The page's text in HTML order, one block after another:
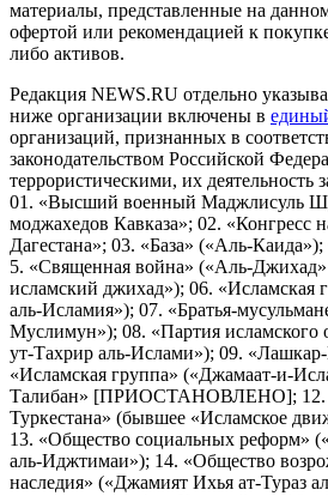
материалы, представленные на
офертой или рекомендацией к
либо активов.
Редакция NEWS.RU отдельно
ниже организации включены в
организаций, признанных в
законодательством Российской
террористическими, их деятельность
01. «Высший военный Маджлисуль
моджахедов Кавказа»; 02. «Конгресс
Дагестана»; 03. «База» («Аль-
5. «Священная война» («Аль-
исламский джихад»); 06. «Исламская
аль-Исламия»); 07. «Братья-
Муслимун»); 08. «Партия исламского
ут-Тахрир аль-Ислами»); 09.
«Исламская группа» («Джамаат-и-
Талибан» [ПРИОСТАНОВЛЕНО]; 12.
Туркестана» (бывшее «Исламское
13. «Общество социальных реформ»
аль-Иджтимаи»); 14. «Общество
наследия» («Джамият Ихья ат-Тураз